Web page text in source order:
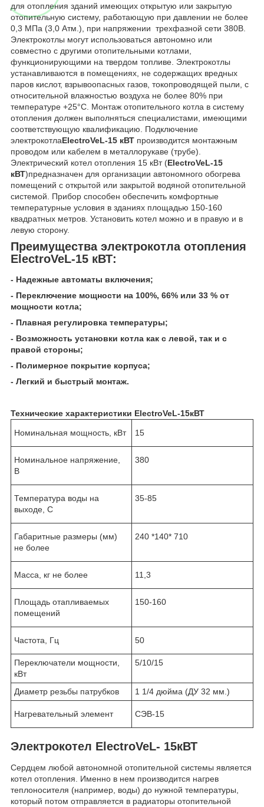
для отопления зданий имеющих открытую или закрытую
отопительную систему, работающую при давлении не более
0,3 МПа (3,0 Атм.), при напряжении трехфазной сети 380В.
Электрокотлы могут использоваться автономно или
совместно с другими отопительными котлами,
функционирующими на твердом топливе. Электрокотлы
устанавливаются в помещениях, не содержащих вредных
паров кислот, взрывоопасных газов, токопроводящей пыли, с
относительной влажностью воздуха не более 80% при
температуре +25°С. Монтаж отопительного котла в систему
отопления должен выполняться специалистами, имеющими
соответствующую квалификацию. Подключение
электрокотлаElectroVeL-15 кВТ производится монтажным
проводом или кабелем в металлорукаве (трубе).
Электрический котел отопления 15 кВт (ElectroVeL-15
кВТ)предназначен для организации автономного обогрева
помещений с открытой или закрытой водяной отопительной
системой. Прибор способен обеспечить комфортные
температурные условия в зданиях площадью 150-160
квадратных метров. Установить котел можно и в правую и в
левую сторону.
Преимущества электрокотла отопления
ElectroVeL-15 кВТ:
- Надежные автоматы включения;
- Переключение мощности на 100%, 66% или 33 % от
мощности котла;
- Плавная регулировка температуры;
- Возможность установки котла как с левой, так и с
правой стороны;
- Полимерное покрытие корпуса;
- Легкий и быстрый монтаж.
Технические характеристики ElectroVeL-15кВТ
Номинальная мощность, кВт 15
Номинальное напряжение,
В
380
Температура воды на
выходе, С
35-85
Габаритные размеры (мм)
не более
240 *140* 710
Масса, кг не более 11,3
Площадь отапливаемых
помещений
150-160
Частота, Гц 50
Переключатели мощности,
кВт
5/10/15
Диаметр резьбы патрубков 1 1/4 дюйма (ДУ 32 мм.)
Нагревательный элемент СЭВ-15
Электрокотел ElectroVeL- 15кВТ
Сердцем любой автономной отопительной системы является
котел отопления. Именно в нем производится нагрев
теплоносителя (например, воды) до нужной температуры,
который потом отправляется в радиаторы отопительной